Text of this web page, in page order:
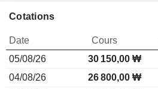
Cotations
Date Cours
05/08/26
30 150,00 ₩
04/08/26
26 800,00 ₩